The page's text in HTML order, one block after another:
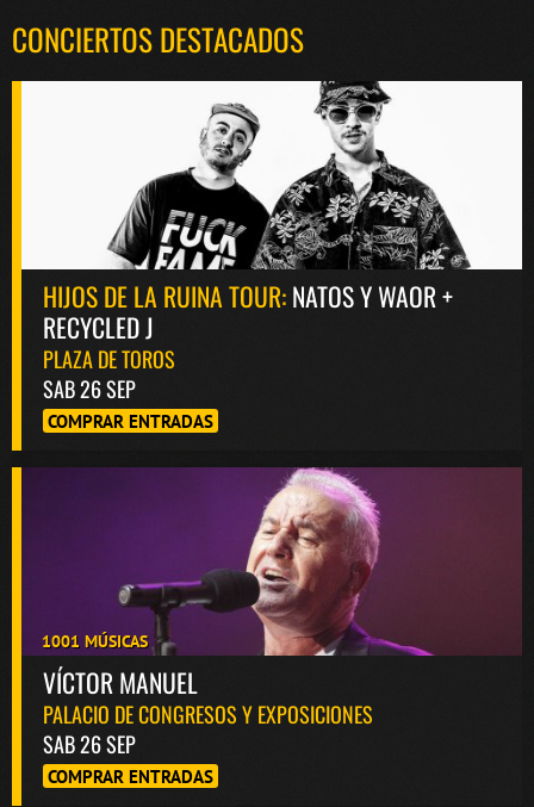
CONCIERTOS DESTACADOS
HIJOS DE LA RUINA TOUR:NATOS Y WAOR +
RECYCLED J
PLAZA DE TOROS
SAB 26 SEP
COMPRAR ENTRADAS
1001 MÚSICAS
VÍCTOR MANUEL
PALACIO DE CONGRESOS Y EXPOSICIONES
SAB 26 SEP
COMPRAR ENTRADAS